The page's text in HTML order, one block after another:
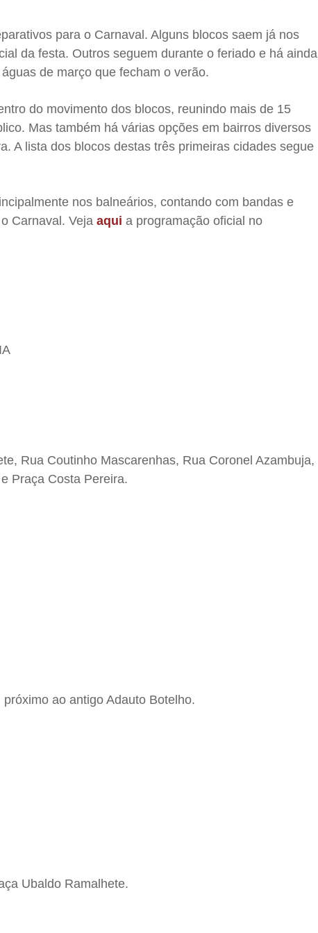
para o Carnaval. Alguns blocos saem já nos
da festa. Outros seguem durante o feriado e há ainda
de março que fecham o verão.
do movimento dos blocos, reunindo mais de 15
Mas também há várias opções em bairros diversos
A lista dos blocos destas três primeiras cidades segue
nos balneários, contando com bandas e
Carnaval. Vejaaqui a programação oficial no
Rua Coutinho Mascarenhas, Rua Coronel Azambuja,
Praça Costa Pereira.
ao antigo Adauto Botelho.
Ubaldo Ramalhete.